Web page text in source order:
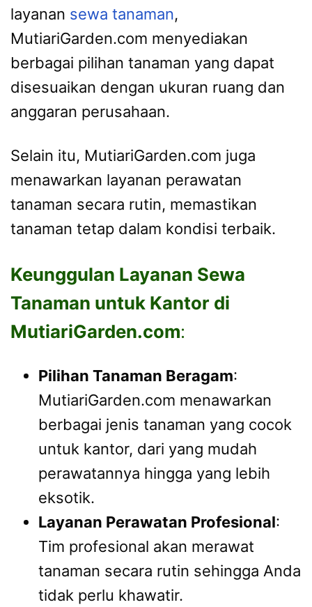
layanan sewa tanaman,
MutiariGarden.com menyediakan
berbagai pilihan tanaman yang dapat
disesuaikan dengan ukuran ruang dan
anggaran perusahaan.
Selain itu, MutiariGarden.com juga
menawarkan layanan perawatan
tanaman secara rutin, memastikan
tanaman tetap dalam kondisi terbaik.
Keunggulan Layanan Sewa
Tanaman untuk Kantor di
MutiariGarden.com:
Pilihan Tanaman Beragam:
MutiariGarden.com menawarkan
berbagai jenis tanaman yang cocok
untuk kantor, dari yang mudah
perawatannya hingga yang lebih
eksotik.
Layanan Perawatan Profesional:
Tim profesional akan merawat
tanaman secara rutin sehingga Anda
tidak perlu khawatir.